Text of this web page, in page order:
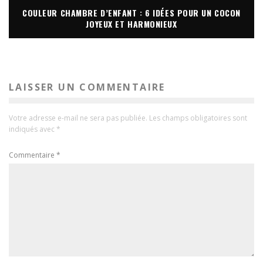
COULEUR CHAMBRE D’ENFANT : 6 IDÉES POUR UN COCON
JOYEUX ET HARMONIEUX
LAISSER UN COMMENTAIRE
Votre adresse e-mail ne sera pas publiée. Les champs obligatoires sont
indiqués avec *
Commentaire *